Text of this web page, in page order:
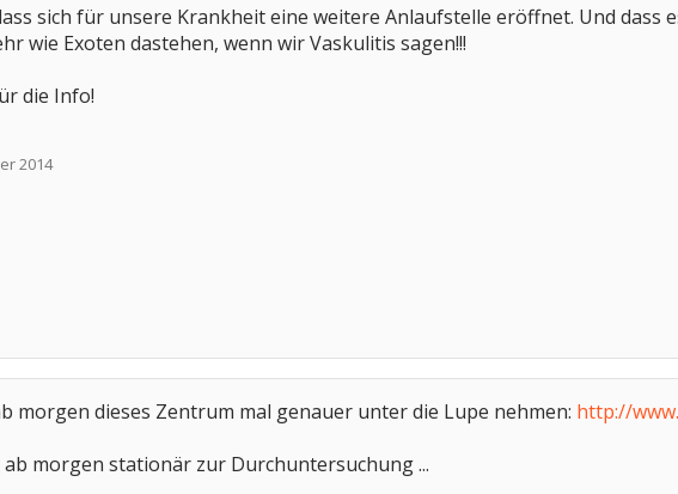
sich für unsere Krankheit eine weitere Anlaufstelle eröffnet. Und dass
wie Exoten dastehen, wenn wir Vaskulitis sagen!!!
die Info!
2014
morgen dieses Zentrum mal genauer unter die Lupe nehmen: http://
morgen stationär zur Durchuntersuchung ...